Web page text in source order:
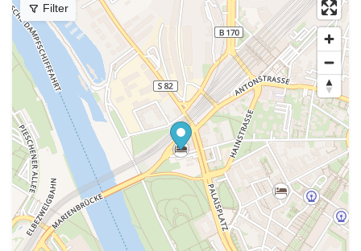
Filter